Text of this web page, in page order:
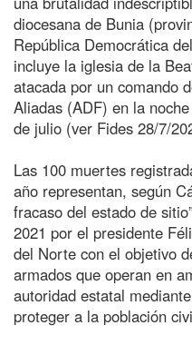
diocesana de Bunia
República Democrática
incluye la iglesia de la
atacada por un comando
Aliadas (ADF) en la
de julio (ver Fides 28/7/
Las 100 muertes
año representan, según
fracaso del estado de
2021 por el presidente
del Norte con el objetivo
armados que operan en
autoridad estatal
proteger a la población